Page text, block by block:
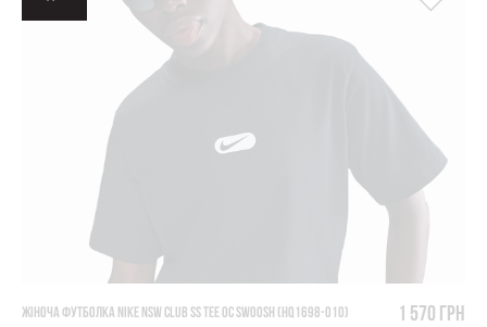
ЖІНОЧА ФУТБОЛКА NIKE NSW CLUB SS TEE OC SWOOSH (HQ1698-010) 1 570 грн